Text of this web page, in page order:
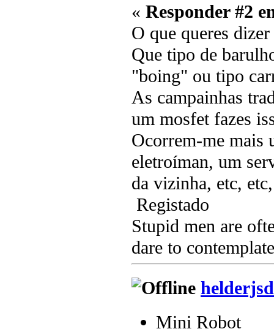
« Responder #2
O que queres
Que tipo de
"boing" ou tipo
As campainhas
um mosfet fazes
Ocorrem-me mais
eletroíman, um
da vizinha, etc,
Registado
Stupid men are
dare to
helderjsd
Mini Robot